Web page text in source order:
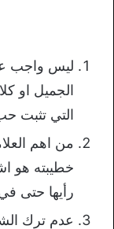
ليس واجب
الجميل او
التي تثبت
من اهم
خطيبته هو
رأيها حتى
عدم ترك